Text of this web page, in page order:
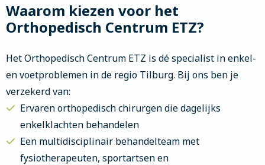
Waarom kiezen voor het
Orthopedisch Centrum ETZ?
Het Orthopedisch Centrum ETZ is dé specialist in enkel-
en voetproblemen in de regio Tilburg. Bij ons ben je
verzekerd van:
Ervaren orthopedisch chirurgen die dagelijks
enkelklachten behandelen
Een multidisciplinair behandelteam met
fysiotherapeuten, sportartsen en